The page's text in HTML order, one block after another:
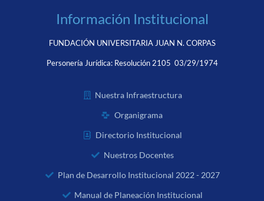
Información Institucional
FUNDACIÓN UNIVERSITARIA JUAN N. CORPAS
Personería Jurídica: Resolución 2105 03/29/1974
Nuestra Infraestructura
Organigrama
Directorio Institucional
Nuestros Docentes
Plan de Desarrollo Institucional 2022 - 2027
Manual de Planeación Institucional